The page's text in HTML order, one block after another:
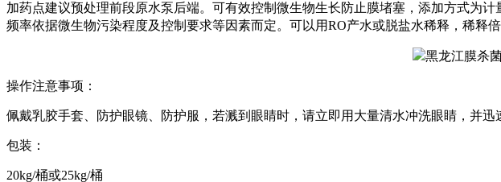
加药点建议预处理前段原水泵后端。可有效控制微生物生长防止膜堵塞，添加方式为
频率依据微生物污染程度及控制要求等因素而定。 可以用RO产水或脱盐水稀释，稀释倍
操作注意事项：
佩戴乳胶手套、防护眼镜、防护服，若溅到眼睛时，请立即用大量清水冲洗眼睛，并
包装：
20kg/桶或25kg/桶